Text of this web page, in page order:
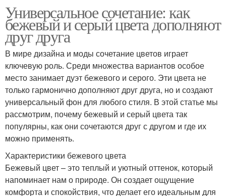
Универсальное сочетание: как
бежевый и серый цвета дополняют
друг друга
В мире дизайна и моды сочетание цветов играет
ключевую роль. Среди множества вариантов особое
место занимает дуэт бежевого и серого. Эти цвета не
только гармонично дополняют друг друга, но и создают
универсальный фон для любого стиля. В этой статье мы
рассмотрим, почему бежевый и серый цвета так
популярны, как они сочетаются друг с другом и где их
можно применять.
Характеристики бежевого цвета
Бежевый цвет – это теплый и уютный оттенок, который
напоминает нам о природе. Он создает ощущение
комфорта и спокойствия, что делает его идеальным для